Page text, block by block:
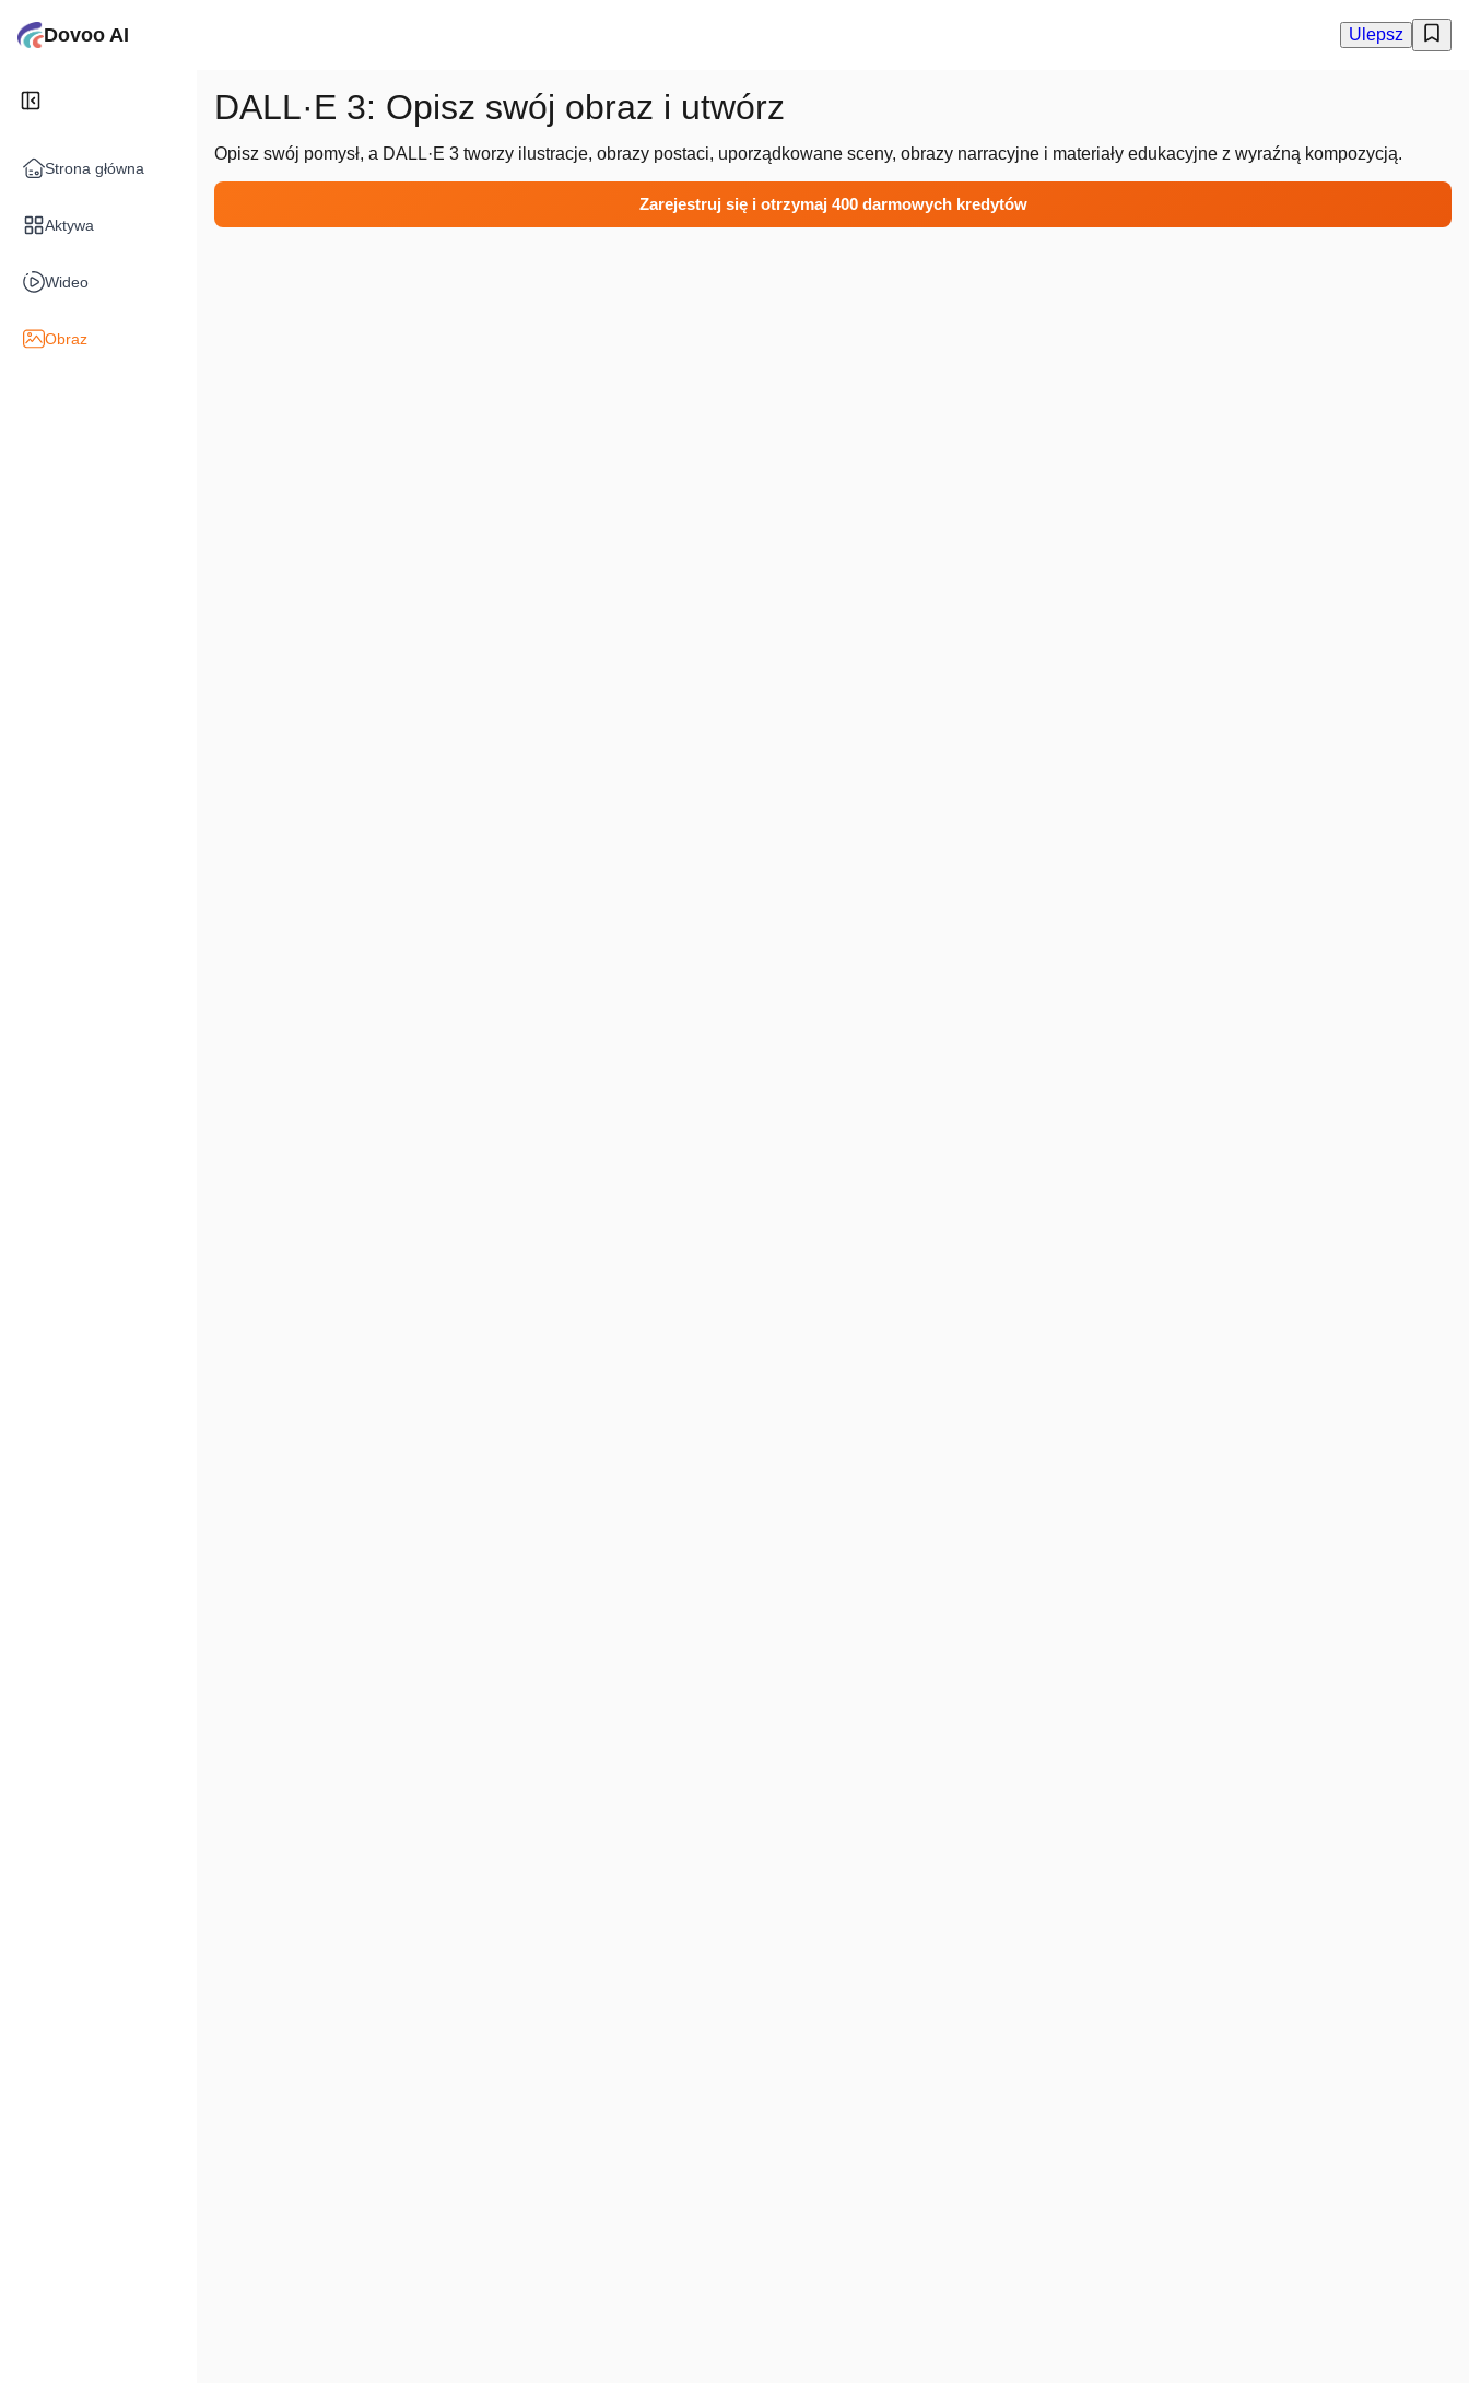
Dovoo AI Ulepsz
Strona główna
Aktywa
Wideo
Obraz
DALL·E 3: Opisz swój obraz i utwórz
Opisz swój pomysł, a DALL·E 3 tworzy ilustracje, obrazy postaci, uporządkowane sceny, obrazy narracyjne i materiały edukacyjne z wyraźną kompozycją.
Zarejestruj się i otrzymaj 400 darmowych kredytów